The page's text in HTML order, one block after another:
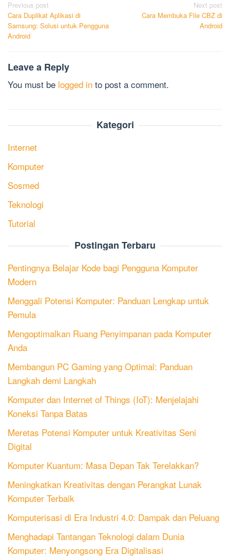
Post
navigation
Previous post
Cara Duplikat Aplikasi di
Samsung: Solusi untuk Pengguna
Android
Next post
Cara Membuka File CBZ di
Android
Leave a Reply
You must be logged in to post a comment.
Kategori
Internet
Komputer
Sosmed
Teknologi
Tutorial
Postingan Terbaru
Pentingnya Belajar Kode bagi Pengguna Komputer
Modern
Menggali Potensi Komputer: Panduan Lengkap untuk
Pemula
Mengoptimalkan Ruang Penyimpanan pada Komputer
Anda
Membangun PC Gaming yang Optimal: Panduan
Langkah demi Langkah
Komputer dan Internet of Things (IoT): Menjelajahi
Koneksi Tanpa Batas
Meretas Potensi Komputer untuk Kreativitas Seni
Digital
Komputer Kuantum: Masa Depan Tak Terelakkan?
Meningkatkan Kreativitas dengan Perangkat Lunak
Komputer Terbaik
Komputerisasi di Era Industri 4.0: Dampak dan Peluang
Menghadapi Tantangan Teknologi dalam Dunia
Komputer: Menyongsong Era Digitalisasi